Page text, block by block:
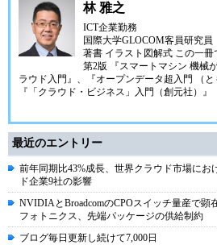
林 雅之
ICT企業勤務
国際大学GLOCOM客員研究員
著書 イラスト図解式 この一
第2版
『スマートマシン 機械
ラウド入門』 、 『オープンデータ超入門 （
『「クラウド・ビジネス」入門（創元社）』
最近のエントリー
前年同期比43%成長、世界クラウド市場にお
ド企業9社の影響
NVIDIAとBroadcomのCPOスイッチ量産で顕
フォトニクス、先端パッケージの供給制約
ブログ毎日更新し続けて7,000日